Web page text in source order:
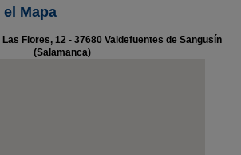
Mapa
Las Flores, 12 - 37680 Valdefuentes de Sangusín
(Salamanca)